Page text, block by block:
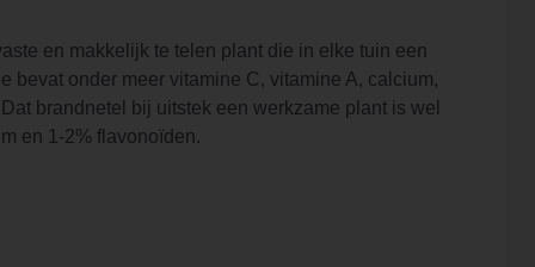
en makkelijk te telen plant die in elke tuin een
bevat onder meer vitamine C, vitamine A, calcium,
brandnetel bij uitstek een werkzame plant is wel
en 1-2% flavonoïden.